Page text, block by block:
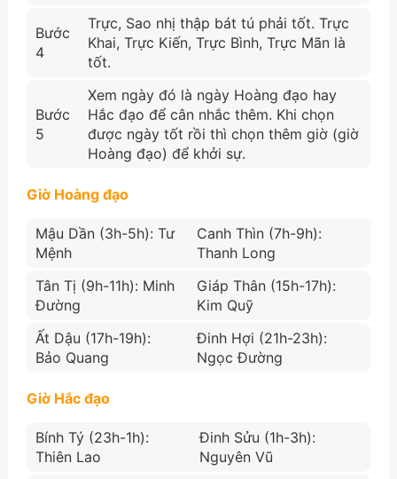
Bước
4
Trực, Sao nhị thập bát tú phải tốt. Trực
Khai, Trực Kiến, Trực Bình, Trực Mãn là
tốt.
Bước
5
Xem ngày đó là ngày Hoàng đạo hay
Hắc đạo để cân nhắc thêm. Khi chọn
được ngày tốt rồi thì chọn thêm giờ (giờ
Hoàng đạo) để khởi sự.
Giờ Hoàng đạo
Mậu Dần (3h-5h): Tư
Mệnh
Canh Thìn (7h-9h):
Thanh Long
Tân Tị (9h-11h): Minh
Đường
Giáp Thân (15h-17h):
Kim Quỹ
Ất Dậu (17h-19h):
Bảo Quang
Đinh Hợi (21h-23h):
Ngọc Đường
Giờ Hắc đạo
Bính Tý (23h-1h):
Thiên Lao
Đinh Sửu (1h-3h):
Nguyên Vũ